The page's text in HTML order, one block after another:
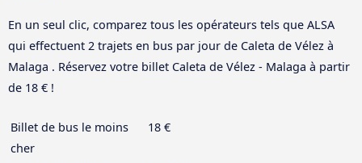
En un seul clic, comparez tous les opérateurs tels que ALSA
qui effectuent 2 trajets en bus par jour de Caleta de Vélez à
Malaga . Réservez votre billet Caleta de Vélez - Malaga à partir
de 18 € !
Billet de bus le moins
cher
18 €